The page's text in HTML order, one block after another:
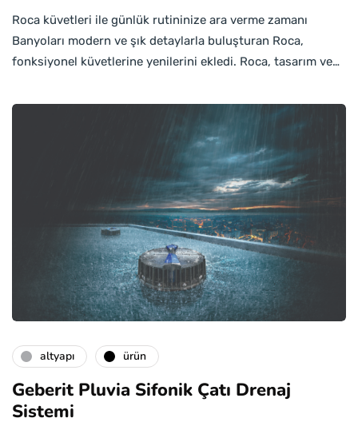
Roca küvetleri ile günlük rutininize ara verme zamanı
Banyoları modern ve şık detaylarla buluşturan Roca,
fonksiyonel küvetlerine yenilerini ekledi. Roca, tasarım ve…
altyapı ürün
Geberit Pluvia Sifonik Çatı Drenaj
Sistemi